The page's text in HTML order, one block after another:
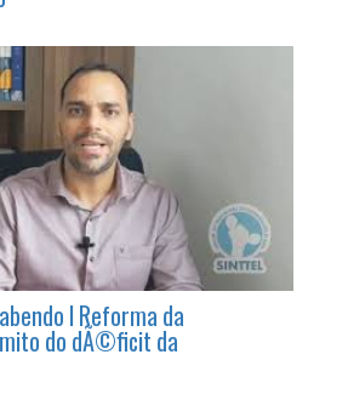
filme contra o PL da